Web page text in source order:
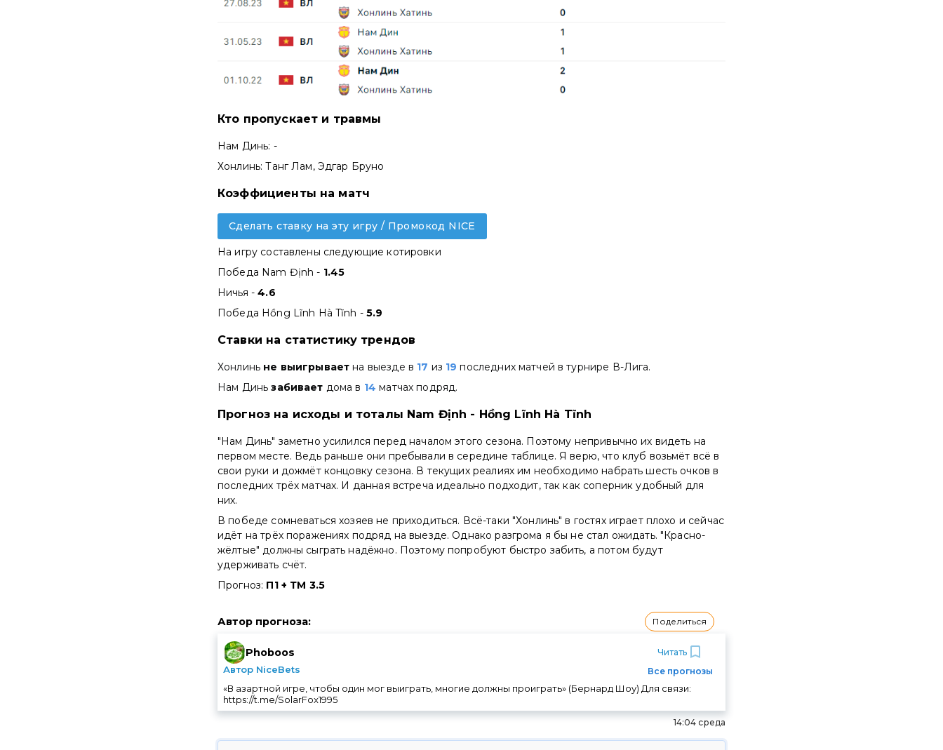
Кто пропускает и травмы
Нам Динь: -
Хонлинь: Танг Лам, Эдгар Бруно
Коэффициенты на матч
Сделать ставку на эту игру / Промокод NICE
На игру составлены следующие котировки
Победа Nam Định - 1.45
Ничья -4.6
Победа Hồng Lĩnh Hà Tĩnh -5.9
Ставки на статистику трендов
Хонлинь не выигрывает на выезде в 17 из 19 последних матчей в турнире В-Лига.
Нам Диньзабивает дома в 14матчах подряд.
Прогноз на исходы и тоталы Nam Định - Hồng Lĩnh Hà Tĩnh
"Нам Динь" заметно усилился перед началом этого сезона. Поэтому непривычно их видеть на
первом месте. Ведь раньше они пребывали в середине таблице. Я верю, что клуб возьмёт всё в
свои руки и дожмёт концовку сезона. В текущих реалиях им необходимо набрать шесть очков в
последних трёх матчах. И данная встреча идеально подходит, так как соперник удобный для
них.
В победе сомневаться хозяев не приходиться. Всё-таки "Хонлинь" в гостях играет плохо и сейчас
идёт на трёх поражениях подряд на выезде. Однако разгрома я бы не стал ожидать. "Красно-
жёлтые" должны сыграть надёжно. Поэтому попробуют быстро забить, а потом будут
удерживать счёт.
Прогноз: П1 + ТМ 3.5
Автор прогноза: Поделиться
Phoboos
Автор NiceBets
Читать
Все прогнозы
«В азартной игре, чтобы один мог выиграть, многие должны проиграть» (Бернард Шоу) Для связи:
https://t.me/SolarFox1995
14:04 среда